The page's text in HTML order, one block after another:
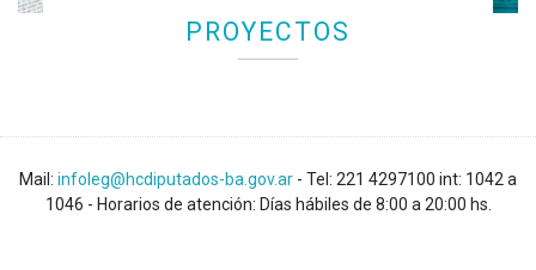
PROYECTOS
Mail: infoleg@hcdiputados-ba.gov.ar - Tel: 221 4297100 int: 1042 a
1046 - Horarios de atención: Días hábiles de 8:00 a 20:00 hs.